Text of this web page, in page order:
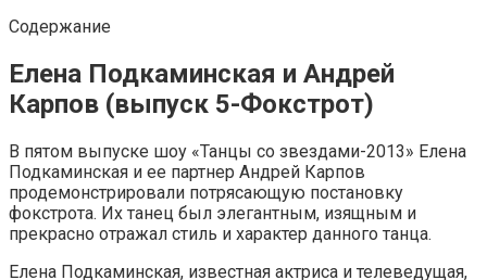
Содержание
Елена Подкаминская и Андрей
Карпов (выпуск 5-Фокстрот)
В пятом выпуске шоу «Танцы со звездами-2013» Елена
Подкаминская и ее партнер Андрей Карпов
продемонстрировали потрясающую постановку
фокстрота. Их танец был элегантным, изящным и
прекрасно отражал стиль и характер данного танца.
Елена Подкаминская, известная актриса и телеведущая,